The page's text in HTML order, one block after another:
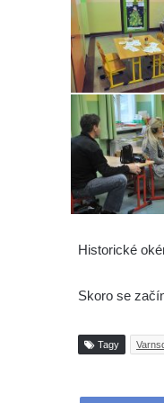
Historické
Skoro se
Tagy